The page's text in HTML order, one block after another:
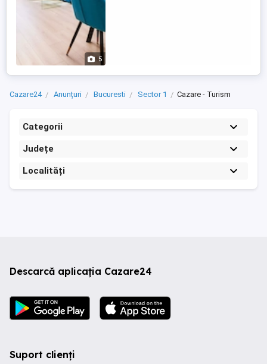
5
Cazare24 Anunțuri Bucuresti Sector 1 Cazare - Turism
Categorii
Județe
Localități
Descarcă aplicația Cazare24
Suport clienți